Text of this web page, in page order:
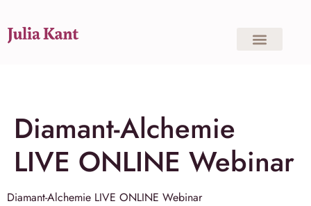
Diamant-Alchemie
LIVE ONLINE Webinar
Diamant-Alchemie LIVE ONLINE Webinar